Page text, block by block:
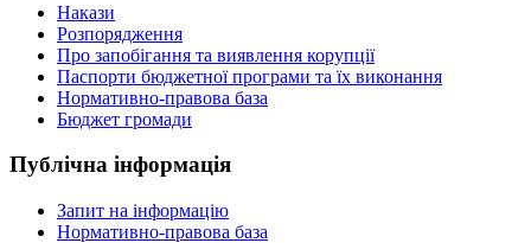
Накази
Розпорядження
Про запобігання та виявлення корупції
Паспорти бюджетної програми та їх виконання
Нормативно-правова база
Бюджет громади
Публічна інформація
Запит на інформацію
Нормативно-правова база